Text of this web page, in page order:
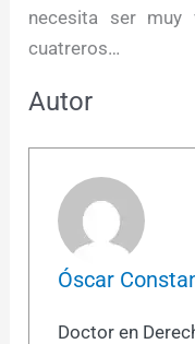
necesita ser muy
cuatreros…
Autor
Óscar
Doctor en